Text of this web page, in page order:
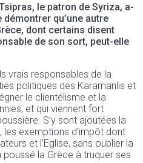
le patron de Syriza, a-
qu’une autre
dont certains disent
de son sort, peut-elle
vrais responsables de la
politiques des Karamanlis et
le clientélisme et la
et qui viennent fort
S’y sont ajoutées la
exemptions d’impôt dont
et l’Eglise, sans oublier la
la Grèce à truquer ses